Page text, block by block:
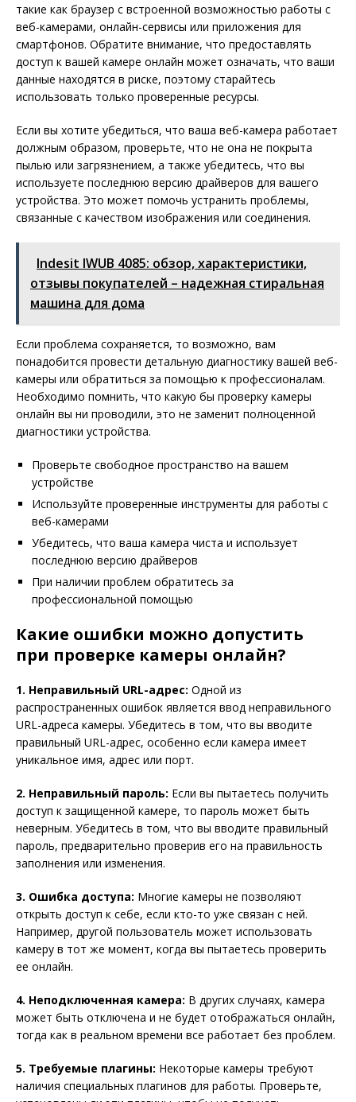
такие как браузер с встроенной возможностью работы с
веб-камерами, онлайн-сервисы или приложения для
смартфонов. Обратите внимание, что предоставлять
доступ к вашей камере онлайн может означать, что ваши
данные находятся в риске, поэтому старайтесь
использовать только проверенные ресурсы.
Если вы хотите убедиться, что ваша веб-камера работает
должным образом, проверьте, что не она не покрыта
пылью или загрязнением, а также убедитесь, что вы
используете последнюю версию драйверов для вашего
устройства. Это может помочь устранить проблемы,
связанные с качеством изображения или соединения.
Indesit IWUB 4085: обзор, характеристики,
отзывы покупателей – надежная стиральная
машина для дома
Если проблема сохраняется, то возможно, вам
понадобится провести детальную диагностику вашей веб-
камеры или обратиться за помощью к профессионалам.
Необходимо помнить, что какую бы проверку камеры
онлайн вы ни проводили, это не заменит полноценной
диагностики устройства.
Проверьте свободное пространство на вашем
устройстве
Используйте проверенные инструменты для работы с
веб-камерами
Убедитесь, что ваша камера чиста и использует
последнюю версию драйверов
При наличии проблем обратитесь за
профессиональной помощью
Какие ошибки можно допустить
при проверке камеры онлайн?
1. Неправильный URL-адрес: Одной из
распространенных ошибок является ввод неправильного
URL-адреса камеры. Убедитесь в том, что вы вводите
правильный URL-адрес, особенно если камера имеет
уникальное имя, адрес или порт.
2. Неправильный пароль: Если вы пытаетесь получить
доступ к защищенной камере, то пароль может быть
неверным. Убедитесь в том, что вы вводите правильный
пароль, предварительно проверив его на правильность
заполнения или изменения.
3. Ошибка доступа: Многие камеры не позволяют
открыть доступ к себе, если кто-то уже связан с ней.
Например, другой пользователь может использовать
камеру в тот же момент, когда вы пытаетесь проверить
ее онлайн.
4. Неподключенная камера: В других случаях, камера
может быть отключена и не будет отображаться онлайн,
тогда как в реальном времени все работает без проблем.
5. Требуемые плагины: Некоторые камеры требуют
наличия специальных плагинов для работы. Проверьте,